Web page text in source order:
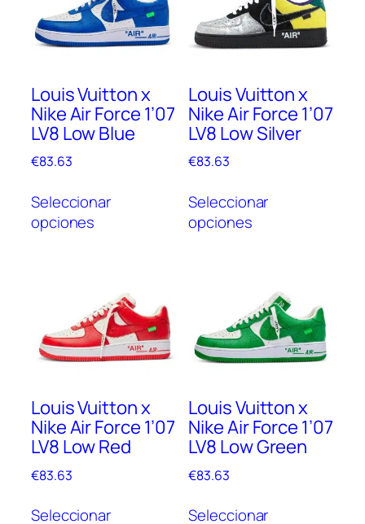
Louis Vuitton x
Nike Air Force 1’07
LV8 Low Blue
€83.63
Seleccionar
opciones
producto
tiene
pueden
elegir
página
de
producto
Louis Vuitton x
Nike Air Force 1’07
LV8 Low Silver
€83.63
Seleccionar
opciones
Louis Vuitton x
Nike Air Force 1’07
LV8 Low Red
€83.63
Seleccionar
producto
Louis Vuitton x
Nike Air Force 1’07
LV8 Low Green
€83.63
Seleccionar